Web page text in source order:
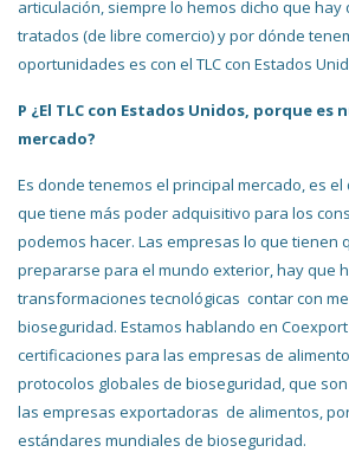
articulación, siempre lo hemos dicho que
tratados (de libre comercio) y por dónde
oportunidades es con el TLC con Estados
P ¿El TLC con Estados Unidos, porque
mercado?
Es donde tenemos el principal mercado, es el
que tiene más poder adquisitivo para los
podemos hacer. Las empresas lo que tienen
prepararse para el mundo exterior, hay que
transformaciones tecnológicas contar con
bioseguridad. Estamos hablando en
certificaciones para las empresas de
protocolos globales de bioseguridad, que
las empresas exportadoras de alimentos,
estándares mundiales de bioseguridad.